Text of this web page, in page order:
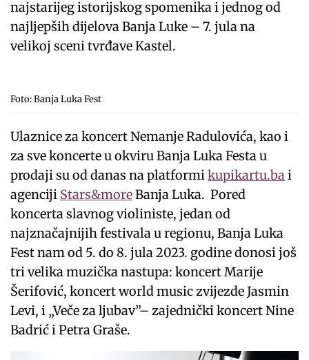
najstarijeg istorijskog spomenika i jednog od
najljepših dijelova Banja Luke – 7. jula na
velikoj sceni tvrđave Kastel.
Foto: Banja Luka Fest
Ulaznice za koncert Nemanje Radulovića, kao i
za sve koncerte u okviru Banja Luka Festa u
prodaji su od danas na platformikupikartu.bai
agenciji Stars&moreBanja Luka. Pored
koncerta slavnog violiniste, jedan od
najznačajnijih festivala u regionu, Banja Luka
Fest nam od 5. do 8. jula 2023. godine donosi još
tri velika muzička nastupa: koncert Marije
Šerifović, koncert world music zvijezde Jasmin
Levi, i „Veče za ljubav”– zajednički koncert Nine
Badrić i Petra Graše.